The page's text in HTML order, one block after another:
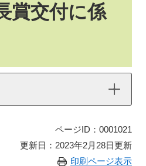
賞交付に係
ページID：0001021
更新日：2023年2月28日更新
印刷ページ表示